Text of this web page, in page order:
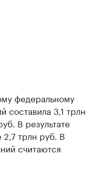
федеральному
составила 3,1 трлн
В результате
2,7 трлн руб. В
считаются